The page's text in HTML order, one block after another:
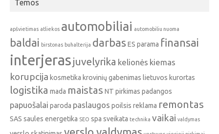
Temos
apšvietimas atliekos automobiliai automobiliu nuoma
baldai birstonas buhalterija darbas ES parama finansai
interjeras juvelyrika kelionės kiemas
korupcija kosmetika krovinių gabenimas lietuvos kurortas
logistika mada maistas NT pirkimas padangos
papuošalai paroda paslaugos poilsis reklama remontas
SAS saules energetika SEO spa sveikata technika vaikai valdymas